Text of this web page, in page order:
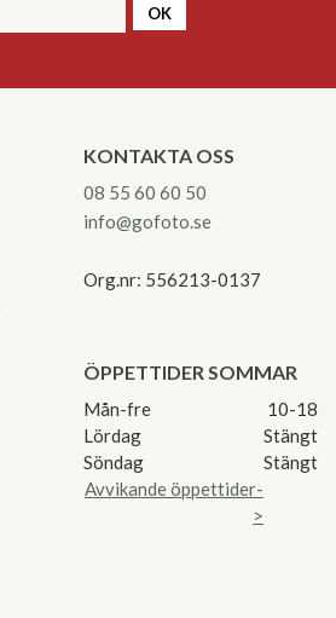
OK
KONTAKTA OSS
08 55 60 60 50
info@gofoto.se
Org.nr: 556213-0137
ÖPPETTIDER SOMMAR
Mån-fre
10-18
Lördag
Stängt
Söndag
Stängt
Avvikande öppettider-
>